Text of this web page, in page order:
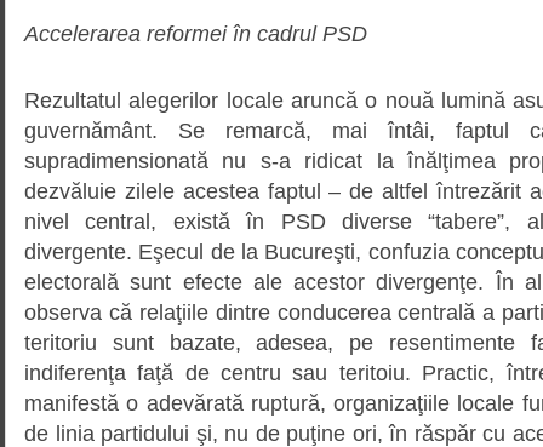
Accelerarea reformei în cadrul PSD
Rezultatul alegerilor locale aruncă o nouă lumină
guvernământ. Se remarcă, mai întâi, faptul
supradimensionată nu s-a ridicat la înălţimea
dezvăluie zilele acestea faptul – de altfel întrezărit
nivel central, există în PSD diverse “tabere”,
divergente. Eşecul de la Bucureşti, confuzia
electorală sunt efecte ale acestor divergenţe. În
observa că relaţiile dintre conducerea centrală a
teritoriu sunt bazate, adesea, pe resentimente
indiferenţa faţă de centru sau teritoiu. Practic,
manifestă o adevărată ruptură, organizaţiile locale
de linia partidului şi, nu de puţine ori, în răspăr cu